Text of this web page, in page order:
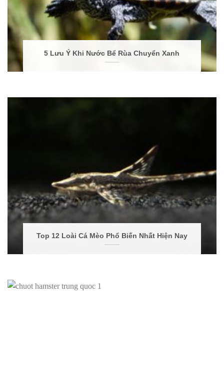
5 Lưu Ý Khi Nước Bể Rùa Chuyển Xanh
Top 12 Loài Cá Mèo Phổ Biến Nhất Hiện Nay